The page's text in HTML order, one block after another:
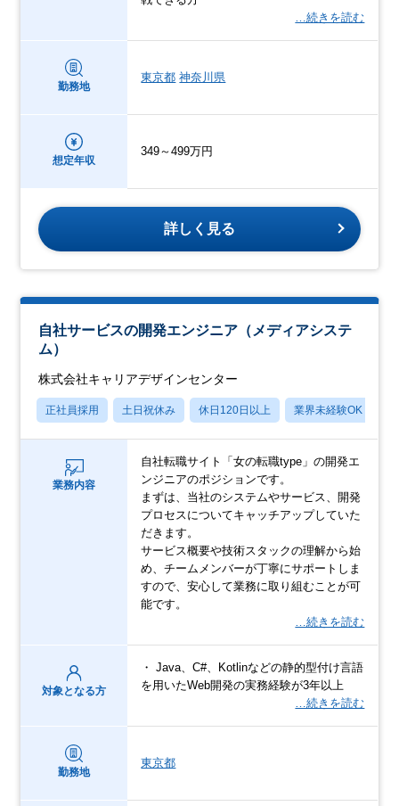
…続きを読む
勤務地
東京都 神奈川県
想定年収
349～499万円
詳しく見る
自社サービスの開発エンジニア（メディアシステ
ム）
株式会社キャリアデザインセンター
正社員採用 土日祝休み 休日120日以上 業界未経験OK
業務内容
自社転職サイト「女の転職type」の開発エ
ンジニアのポジションです。
まずは、当社のシステムやサービス、開発
プロセスについてキャッチアップしていた
だきます。
サービス概要や技術スタックの理解から始
め、チームメンバーが丁寧にサポートしま
すので、安心して業務に取り組むことが可
能です。
…続きを読む
対象となる方
・ Java、C#、Kotlinなどの静的型付け言語
を用いたWeb開発の実務経験が3年以上
…続きを読む
勤務地
東京都